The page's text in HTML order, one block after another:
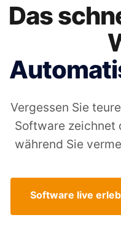
Das
Vergessen Sie
Software zeichnet
während Sie
Software live